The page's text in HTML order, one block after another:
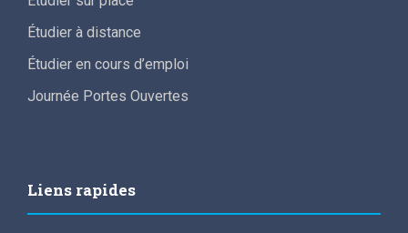
Étudier à distance
Étudier en cours d’emploi
Journée Portes Ouvertes
Liens rapides